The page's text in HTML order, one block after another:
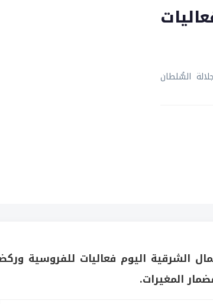
الـ”52″.. فعاليات
السُّلطان
الشرقية اليوم فعاليات للفروسية